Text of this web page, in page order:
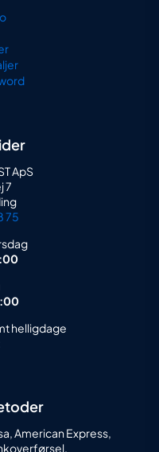
ApS
7
75
helligdage
American Express,